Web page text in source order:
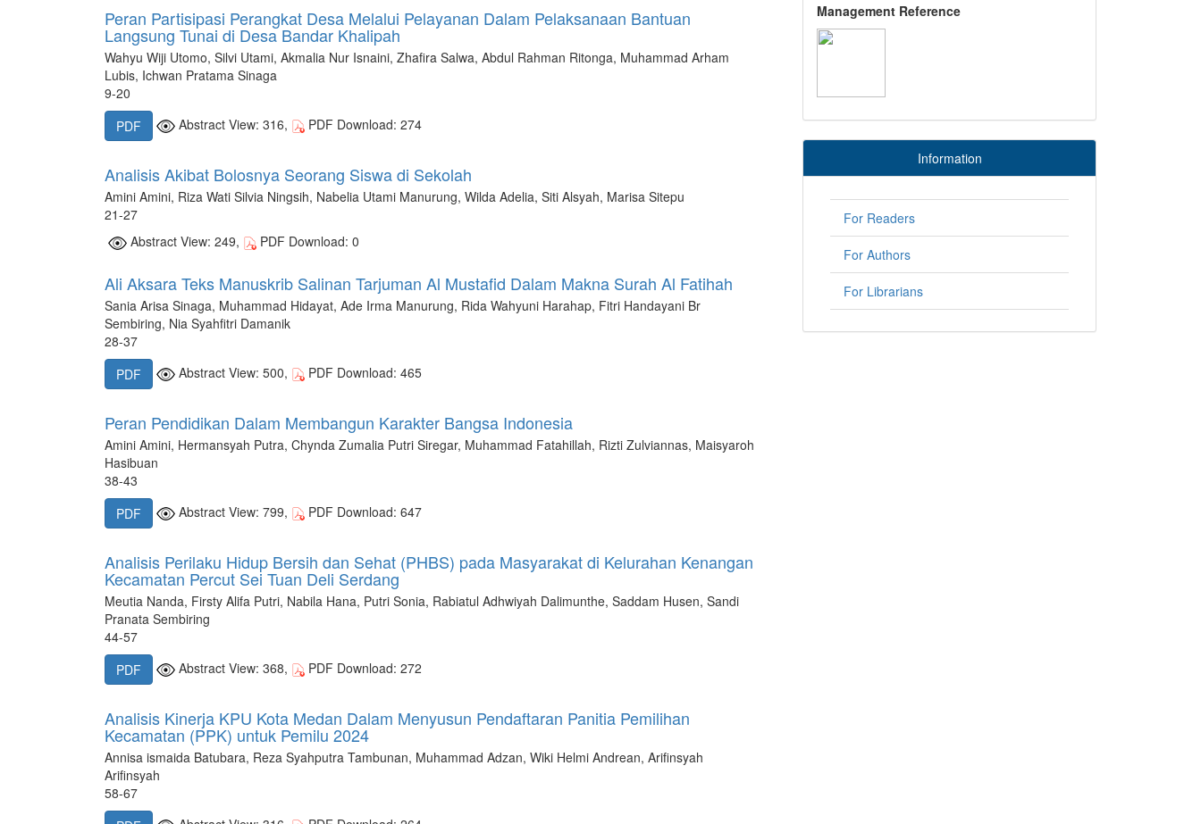
Peran Partisipasi Perangkat Desa Melalui Pelayanan Dalam Pelaksanaan Bantuan
Langsung Tunai di Desa Bandar Khalipah
Wahyu Wiji Utomo, Silvi Utami, Akmalia Nur Isnaini, Zhafira Salwa, Abdul Rahman Ritonga, Muhammad Arham
Lubis, Ichwan Pratama Sinaga
9-20
PDF
Abstract View: 316, PDF Download: 274
Analisis Akibat Bolosnya Seorang Siswa di Sekolah
Amini Amini, Riza Wati Silvia Ningsih, Nabelia Utami Manurung, Wilda Adelia, Siti Alsyah, Marisa Sitepu
21-27
Abstract View: 249,
PDF Download: 0
Ali Aksara Teks Manuskrib Salinan Tarjuman Al Mustafid Dalam Makna Surah Al Fatihah
Sania Arisa Sinaga, Muhammad Hidayat, Ade Irma Manurung, Rida Wahyuni Harahap, Fitri Handayani Br
Sembiring, Nia Syahfitri Damanik
28-37
PDF
Abstract View: 500, PDF Download: 465
Peran Pendidikan Dalam Membangun Karakter Bangsa Indonesia
Amini Amini, Hermansyah Putra, Chynda Zumalia Putri Siregar, Muhammad Fatahillah, Rizti Zulviannas, Maisyaroh
Hasibuan
38-43
PDF
Abstract View: 799, PDF Download: 647
Analisis Perilaku Hidup Bersih dan Sehat (PHBS) pada Masyarakat di Kelurahan Kenangan
Kecamatan Percut Sei Tuan Deli Serdang
Meutia Nanda, Firsty Alifa Putri, Nabila Hana, Putri Sonia, Rabiatul Adhwiyah Dalimunthe, Saddam Husen, Sandi
Pranata Sembiring
44-57
PDF
Abstract View: 368, PDF Download: 272
Analisis Kinerja KPU Kota Medan Dalam Menyusun Pendaftaran Panitia Pemilihan
Kecamatan (PPK) untuk Pemilu 2024
Annisa ismaida Batubara, Reza Syahputra Tambunan, Muhammad Adzan, Wiki Helmi Andrean, Arifinsyah
Arifinsyah
58-67
Management Reference
Information
For Readers
For Authors
For Librarians